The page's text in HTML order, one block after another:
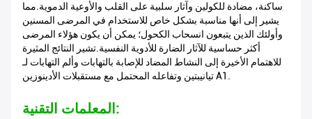
ساكنة، مضادة للكولين وآثار سلبية على القلب والأوعية الدموية.مما
يشير إلى أنها مناسبة بشكل خاص للاستخدام في المرضى المسنين
وأولئك الذين يتبعون انسحاب الكحول؛ يمكن أن يكون هؤلاء المرضى
أكثر حساسية للآثار الضارة للأدوية النفسية.تشير النتائج المثيرة
للاهتمام الأخيرة إلى النشاط المضاد للإصابة بالتهابات وألم التهابات لـ
تيانيبتين وتفاعله المحتمل مع مستقبلات الأدينوزين A1.
المعلمات التقنية: